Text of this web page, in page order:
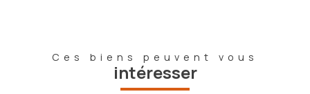
Ces biens peuvent vous
intéresser